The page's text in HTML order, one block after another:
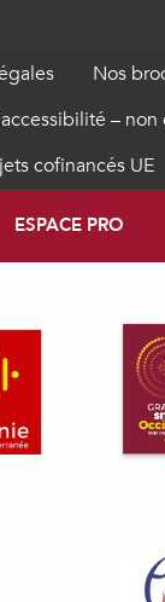
Nos
–
cofinancés UE
ESPACE PRO